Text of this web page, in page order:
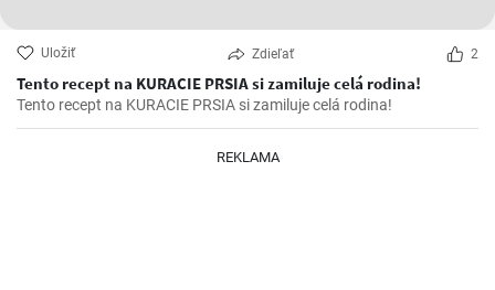
Uložiť Zdieľať 2
Tento recept na KURACIE PRSIA si zamiluje celá rodina!
Tento recept na KURACIE PRSIA si zamiluje celá rodina!
REKLAMA